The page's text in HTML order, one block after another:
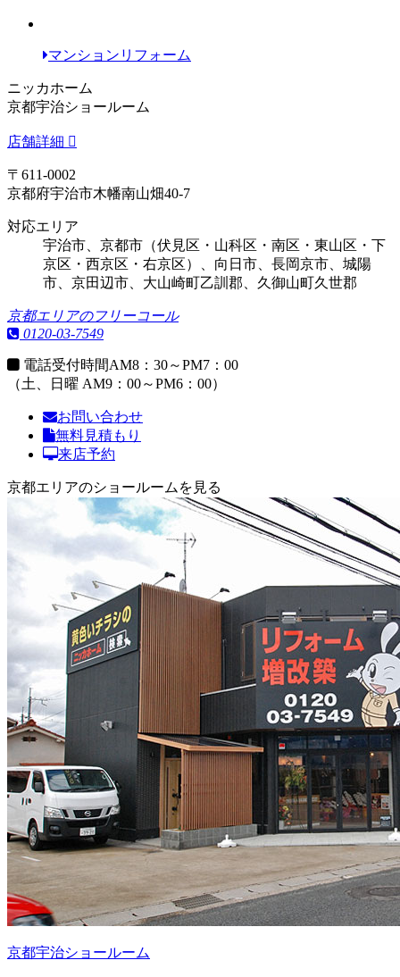
マンションリフォーム
ニッカホーム
京都宇治ショールーム
店舗詳細
〒611-0002
京都府宇治市木幡南山畑40-7
対応エリア
宇治市、京都市（伏見区・山科区・南区・東山区・下
京区・西京区・右京区）、向日市、長岡京市、城陽
市、京田辺市、大山崎町乙訓郡、久御山町久世郡
京都エリアのフリーコール
0120-03-7549
電話受付時間AM8：30～PM7：00
（土、日曜 AM9：00～PM6：00）
お問い合わせ
無料見積もり
来店予約
京都エリアのショールームを見る
京都宇治ショールーム